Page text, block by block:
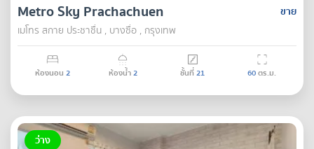
ขาย
Metro Sky Prachachuen
เมโทร สกาย ประชาชื่น , บางซื่อ , กรุงเทพ
ห้องนอน 2 ห้องน้ำ2 ชั้นที่21 60ตร.ม.
ว่าง